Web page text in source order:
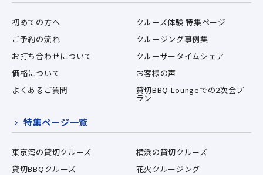
初めての方へ
クルーズ体験 特集ページ
ご予約の流れ
クルージング事例集
お打ち合わせについて
クルーザータイムシェア
価格について
お客様の声
よくあるご質問
貸切BBQ Loungeでの2次会プ
ラン
特集ページ一覧
東京湾の貸切クルーズ
横浜の貸切クルーズ
貸切BBQクルーズ
花火クルージング